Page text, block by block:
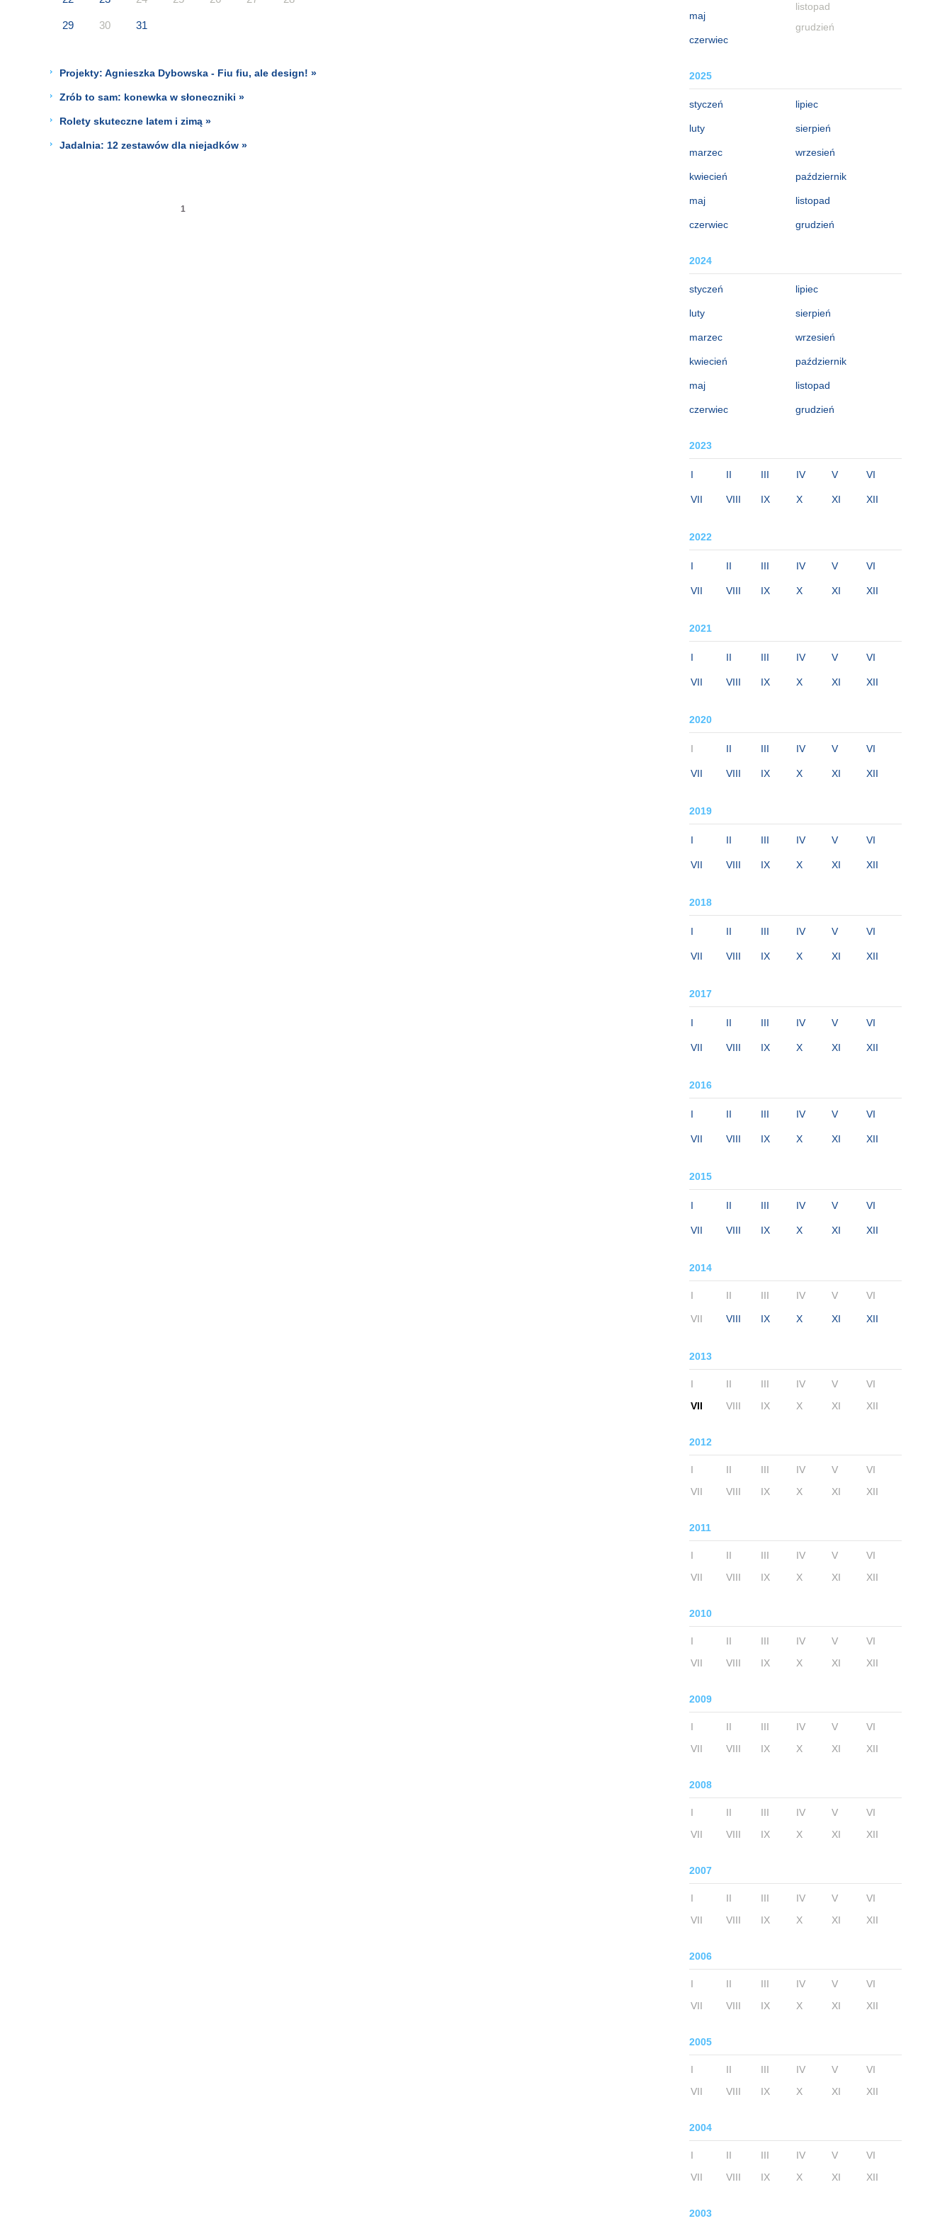
maj
czerwiec
listopad
grudzień
2025
styczeń
luty
marzec
kwiecień
maj
czerwiec
lipiec
sierpień
wrzesień
październik
listopad
grudzień
2024
styczeń
luty
marzec
kwiecień
maj
czerwiec
lipiec
sierpień
wrzesień
październik
listopad
grudzień
2023
I II III IV V VI
VII VIII IX X XI XII
2022
I II III IV V VI
VII VIII IX X XI XII
2021
I II III IV V VI
VII VIII IX X XI XII
2020
I II III IV V VI
VII VIII IX X XI XII
2019
I II III IV V VI
VII VIII IX X XI XII
2018
I II III IV V VI
VII VIII IX X XI XII
2017
I II III IV V VI
VII VIII IX X XI XII
2016
I II III IV V VI
VII VIII IX X XI XII
2015
I II III IV V VI
VII VIII IX X XI XII
2014
I II III IV V VI
VII VIII IX X XI XII
2013
I II III IV V
VI
VII
VIII IX X XI XII
2012
I II III IV V
VI
VII
VIII IX X XI XII
2011
I II III IV V
VI
VII
VIII IX X XI XII
2010
I II III IV V
VI
VII
VIII IX X XI XII
2009
I II III IV V
VI
VII
VIII IX X XI XII
2008
I II III IV V
VI
VII
VIII IX X XI XII
2007
I II III IV V
VI
VII
VIII IX X XI XII
2006
I II III IV V
VI
VII
VIII IX X XI XII
2005
I II III IV V
VI
VII
VIII IX X XI XII
2004
I II III IV V
VI
VII
VIII IX X XI XII
2003
29 30 31
Projekty: Agnieszka Dybowska - Fiu fiu, ale design! »
Zrób to sam: konewka w słoneczniki »
Rolety skuteczne latem i zimą »
Jadalnia: 12 zestawów dla niejadków »
1